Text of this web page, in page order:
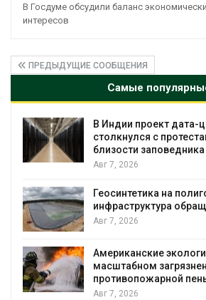
В Госдуме обсудили баланс
интересов
ПРЕДЫДУЩИЕ СООБЩЕНИЯ
Самые
В Индии проект дата-
столкнулся с
близости заповедника
Авг 7, 2026
Геосинтетика на
инфраструктура
Авг 7, 2026
Американские
масштабном
противопожарной
Авг 7, 2026